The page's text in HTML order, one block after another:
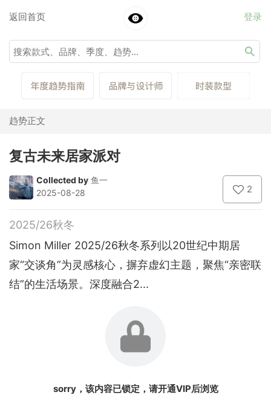
返回首页 登录
趋势正文
复古未来居家派对
Collected by 鱼一
2025-08-28
2
2025/26秋冬
Simon Miller 2025/26秋冬系列以20世纪中期居
家“交谈角”为灵感核心，摒弃虚幻主题，聚焦“亲密联
结”的生活场景。深度融合2...
sorry，该内容已锁定，请开通VIP后浏览